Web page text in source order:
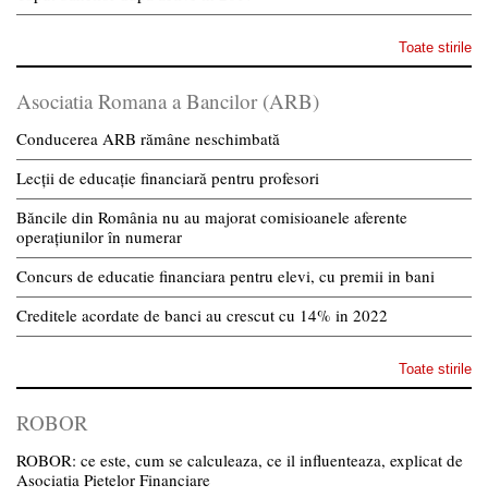
Toate stirile
Asociatia Romana a Bancilor (ARB)
Conducerea ARB rămâne neschimbată
Lecții de educație financiară pentru profesori
Băncile din România nu au majorat comisioanele aferente
operațiunilor în numerar
Concurs de educatie financiara pentru elevi, cu premii in bani
Creditele acordate de banci au crescut cu 14% in 2022
Toate stirile
ROBOR
ROBOR: ce este, cum se calculeaza, ce il influenteaza, explicat de
Asociatia Pietelor Financiare